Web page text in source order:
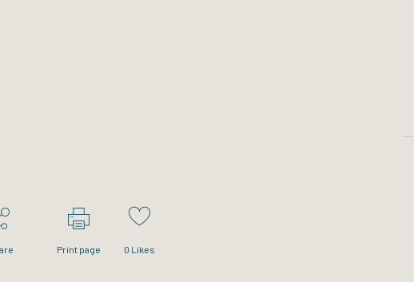
Print page 0 Likes